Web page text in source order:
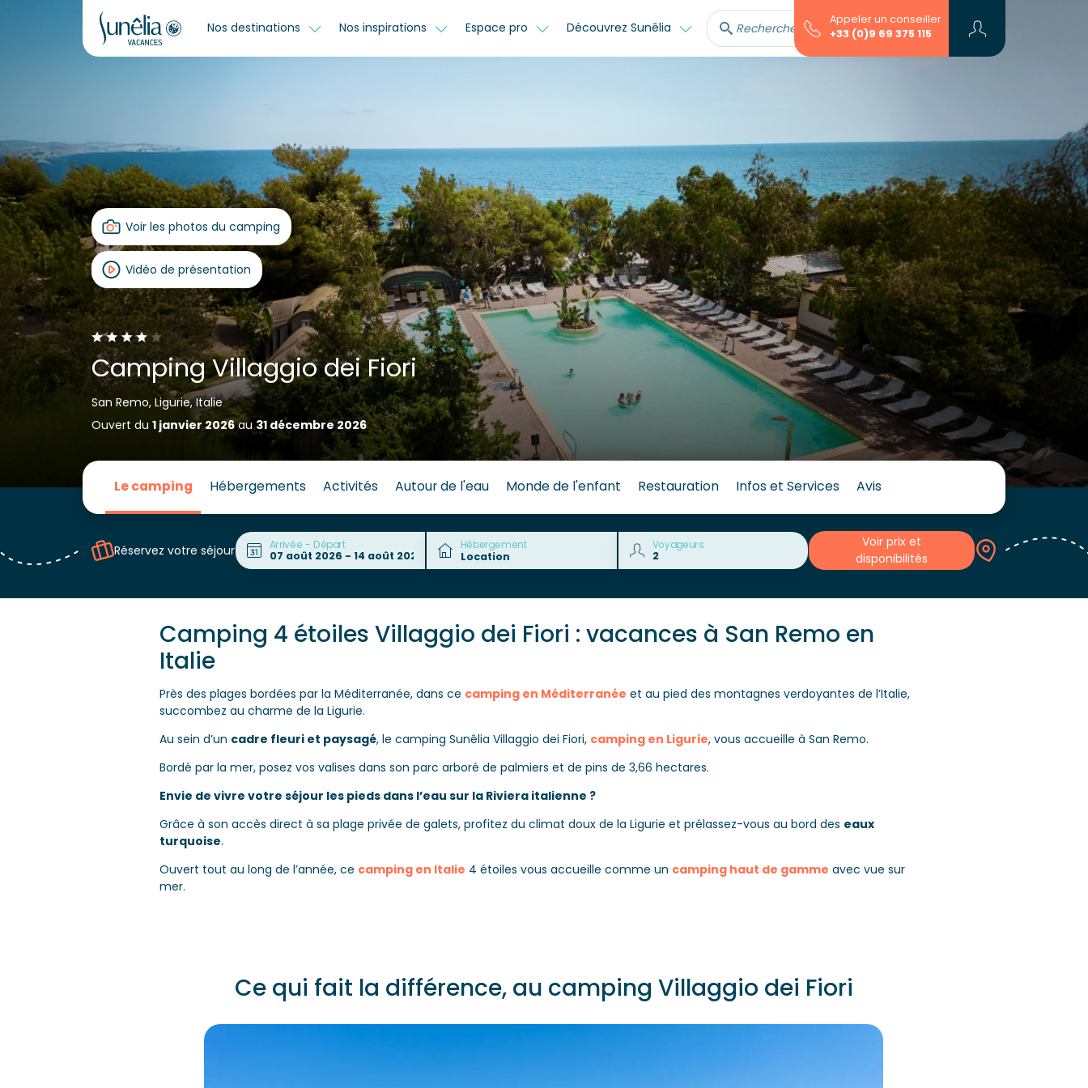
Nos destinations Nos inspirations Espace pro Découvrez Sunêlia Rechercher avec l'assistant...
Appeler un conseiller
+33 (0)9 69 375 115
Voir les photos du camping
Vidéo de présentation
Camping Villaggio dei Fiori
San Remo, Ligurie, Italie
Ouvert du 1 janvier 2026au31 décembre 2026
Le camping Hébergements Activités Autour de l'eau Monde de l'enfant Restauration Infos et Services Avis
Réservez votre séjour Arrivée - Départ Hébergement Voyageurs
Voir prix et
disponibilités
Camping 4 étoiles Villaggio dei Fiori : vacances à San Remo en
Italie
Près des plages bordées par la Méditerranée, dans ce camping en Méditerranée et au pied des montagnes verdoyantes de l’Italie,
succombez au charme de la Ligurie.
Au sein d’un cadre fleuri et paysagé, le camping Sunêlia Villaggio dei Fiori, camping en Ligurie, vous accueille à San Remo.
Bordé par la mer, posez vos valises dans son parc arboré de palmiers et de pins de 3,66 hectares.
Envie de vivre votre séjour les pieds dans l’eau sur la Riviera italienne ?
Grâce à son accès direct à sa plage privée de galets, profitez du climat doux de la Ligurie et prélassez-vous au bord des eaux
turquoise.
Ouvert tout au long de l’année, ce camping en Italie 4 étoiles vous accueille comme un camping haut de gamme avec vue sur
mer.
Ce qui fait la différence, au camping Villaggio dei Fiori